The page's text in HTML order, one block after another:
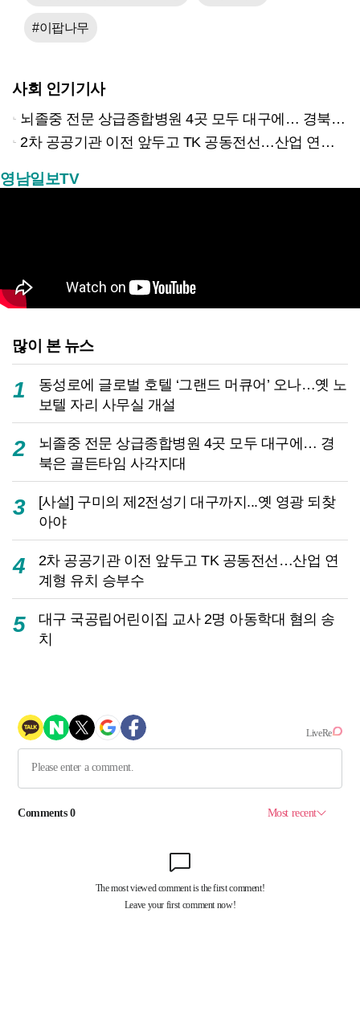
#이팝나무
사회 인기기사
뇌졸중 전문 상급종합병원 4곳 모두 대구에… 경북은 골든타임 사각지대
2차 공공기관 이전 앞두고 TK 공동전선…산업 연계형 유치 승부수
영남일보TV
많이 본 뉴스
1
동성로에 글로벌 호텔 ‘그랜드 머큐어’ 오나…옛 노
보텔 자리 사무실 개설
2
뇌졸중 전문 상급종합병원 4곳 모두 대구에… 경
북은 골든타임 사각지대
3
[사설] 구미의 제2전성기 대구까지...옛 영광 되찾
아야
4
2차 공공기관 이전 앞두고 TK 공동전선…산업 연
계형 유치 승부수
5
대구 국공립어린이집 교사 2명 아동학대 혐의 송
치